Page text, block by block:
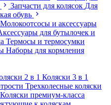
Запчасти для колясок Для
обувь
Молокоотсосы и аксессуары
для бутылочек и
Термосы и термосумки
Наборы для кормления
2 в 1 Коляски 3 в 1
Трехколесные коляски
Коляски премиум-класса